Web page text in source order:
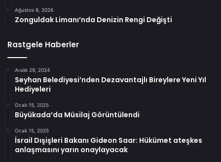
Ağustos 8, 2026
Zonguldak Limanı’nda Denizin Rengi Değişti
Rastgele Haberler
Aralık 29, 2024
Seyhan Belediyesi’nden Dezavantajlı Bireylere Yeni Yıl
Hediyeleri
Ocak 15, 2025
Büyükada’da Müsilaj Görüntülendi
Ocak 15, 2025
İsrail Dışişleri Bakanı Gideon Saar: Hükümet ateşkes
anlaşmasını yarın onaylayacak